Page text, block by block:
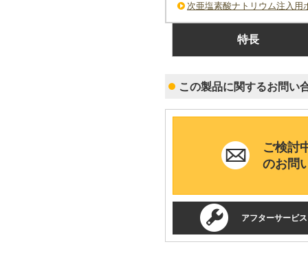
次亜塩素酸ナトリウム注入用
特長
この製品に関するお問い
ご検討
のお問
アフターサービ